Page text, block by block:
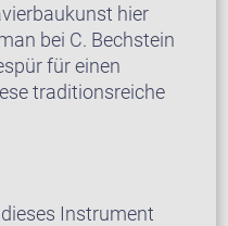
hier
bei C. Bechstein
für einen
traditionsreiche
Instrument